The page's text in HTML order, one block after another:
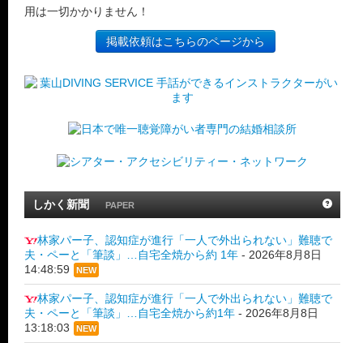
用は一切かかりません！
掲載依頼はこちらのページから
しかく新聞 PAPER
林家パー子、認知症が進行「一人で外出られない」難聴で
夫・ペーと「筆談」…自宅全焼から約 1年 - 2026年8月8日
14:48:59
NEW
林家パー子、認知症が進行「一人で外出られない」難聴で
夫・ペーと「筆談」…自宅全焼から約1年 - 2026年8月8日
13:18:03
NEW